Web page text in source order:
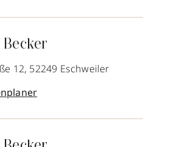
12, 52249 Eschweiler